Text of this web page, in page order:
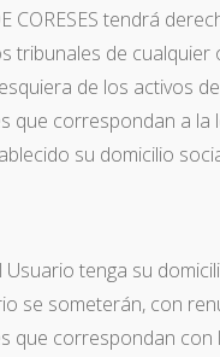
CORESES tendrá
tribunales de
de los activos
que correspondan a
su domicilio
Usuario tenga su
se someterán, con
que correspondan